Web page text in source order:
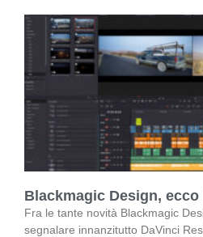
Blackmagic Design,
Fra le tante novità Blackmagic
segnalare innanzitutto DaVinci